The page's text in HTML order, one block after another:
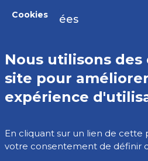
Données
Comparateur de
La liste des métiers
Les outils
Cookies
Nous utilisons des
site pour
expérience
En cliquant sur un lien de cette
votre consentement de définir